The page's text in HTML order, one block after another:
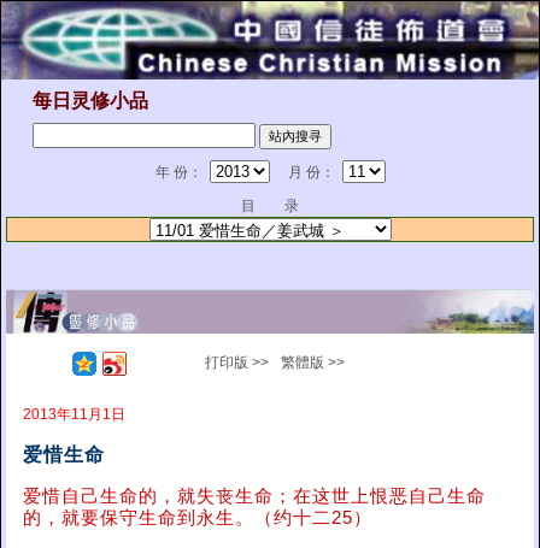
每日灵修小品
年 份：
月 份：
目 录
打印版 >> 繁體版 >>
2013年11月1日
爱惜生命
爱惜自己生命的，就失丧生命；在这世上恨恶自己生命
的，就要保守生命到永生。（约十二25）